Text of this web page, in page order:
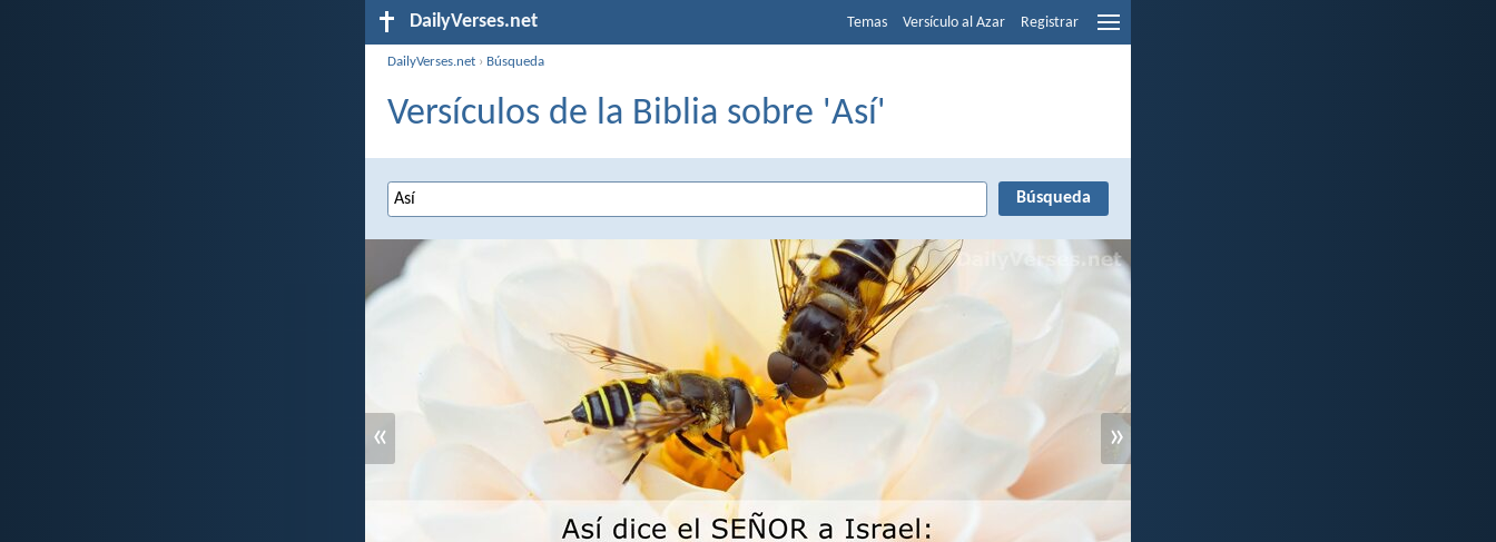
DailyVerses.net Temas Versículo al Azar Registrar
DailyVerses.net › Búsqueda
Versículos de la Biblia sobre 'Así'
« »